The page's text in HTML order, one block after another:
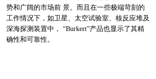
势和广阔的市场前 景。而且在一些极端苛刻的
工作情况下，如卫星、太空试验室、核反应堆及
深海探测装置中， “Burkert”产品也显示了其精
确性和可靠性。